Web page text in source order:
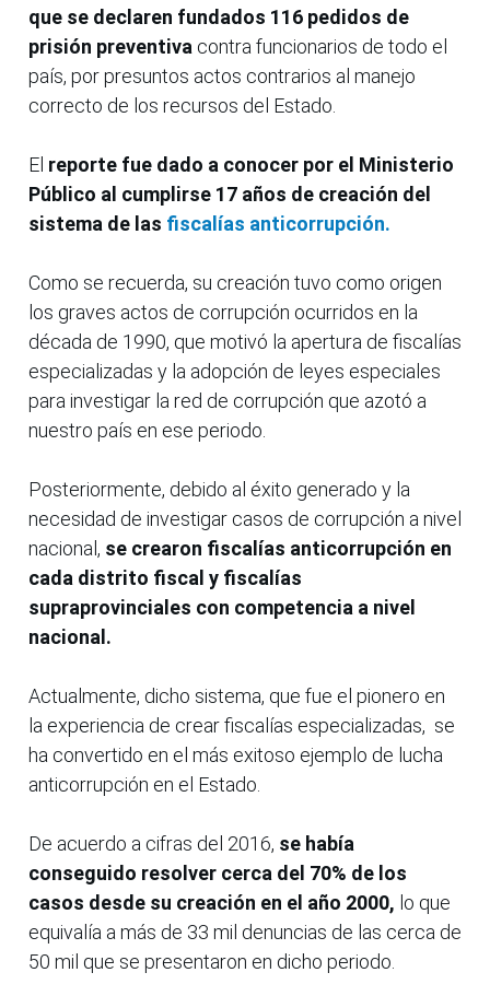
que se declaren fundados 116 pedidos de
prisión preventiva contra funcionarios de todo el
país, por presuntos actos contrarios al manejo
correcto de los recursos del Estado.
El reporte fue dado a conocer por el Ministerio
Público al cumplirse 17 años de creación del
sistema de las fiscalías anticorrupción.
Como se recuerda, su creación tuvo como origen
los graves actos de corrupción ocurridos en la
década de 1990, que motivó la apertura de fiscalías
especializadas y la adopción de leyes especiales
para investigar la red de corrupción que azotó a
nuestro país en ese periodo.
Posteriormente, debido al éxito generado y la
necesidad de investigar casos de corrupción a nivel
nacional, se crearon fiscalías anticorrupción en
cada distrito fiscal y fiscalías
supraprovinciales con competencia a nivel
nacional.
Actualmente, dicho sistema, que fue el pionero en
la experiencia de crear fiscalías especializadas, se
ha convertido en el más exitoso ejemplo de lucha
anticorrupción en el Estado.
De acuerdo a cifras del 2016, se había
conseguido resolver cerca del 70% de los
casos desde su creación en el año 2000, lo que
equivalía a más de 33 mil denuncias de las cerca de
50 mil que se presentaron en dicho periodo.